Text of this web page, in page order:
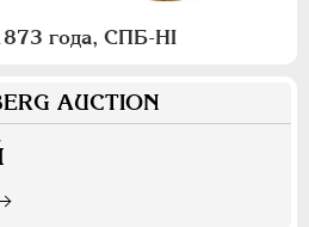
года, СПБ-НI
AUCTION